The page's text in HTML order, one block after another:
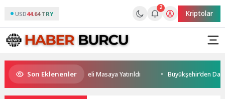
USD44.64 TRY
2
Kriptolar
Son Eklenenler
ve Yatırım Potansiyeli Masaya Yatırıldı Büyükşehir’den